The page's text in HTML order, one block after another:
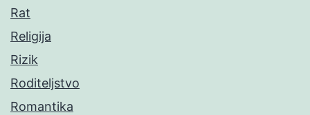
Rat
Religija
Rizik
Roditeljstvo
Romantika